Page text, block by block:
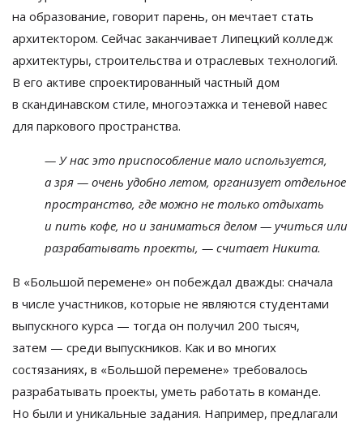
на образование, говорит парень, он мечтает стать
архитектором. Сейчас заканчивает Липецкий колледж
архитектуры, строительства и отраслевых технологий.
В его активе спроектированный частный дом
в скандинавском стиле, многоэтажка и теневой навес
для паркового пространства.
— У нас это приспособление мало используется,
а зря — очень удобно летом, организует отдельное
пространство, где можно не только отдыхать
и пить кофе, но и заниматься делом — учиться или
разрабатывать проекты, — считает Никита.
В «Большой перемене» он побеждал дважды: сначала
в числе участников, которые не являются студентами
выпускного курса — тогда он получил 200 тысяч,
затем — среди выпускников. Как и во многих
состязаниях, в «Большой перемене» требовалось
разрабатывать проекты, уметь работать в команде.
Но были и уникальные задания. Например, предлагали